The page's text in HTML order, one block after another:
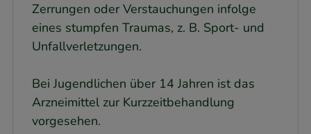
Zerrungen oder Verstauchungen infolge
eines stumpfen Traumas, z. B. Sport- und
Unfallverletzungen.
Bei Jugendlichen über 14 Jahren ist das
Arzneimittel zur Kurzzeitbehandlung
vorgesehen.